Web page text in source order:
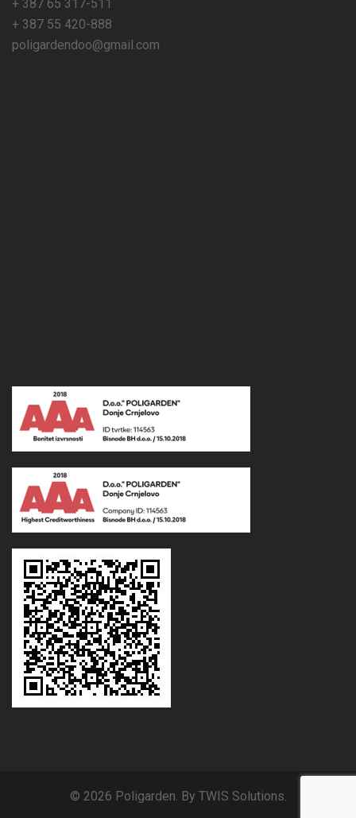
+ 387 65 317-511
+ 387 55 420-888
poligardendoo@gmail.com
© 2026 Poligarden. By TWIS Solutions.